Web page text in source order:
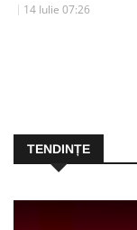
14 Iulie 07:26
TENDINȚE